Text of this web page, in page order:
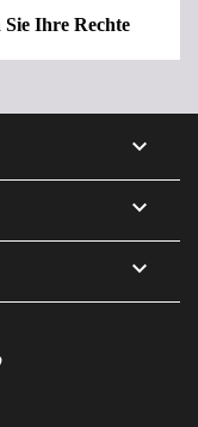
Ihre Rechte


